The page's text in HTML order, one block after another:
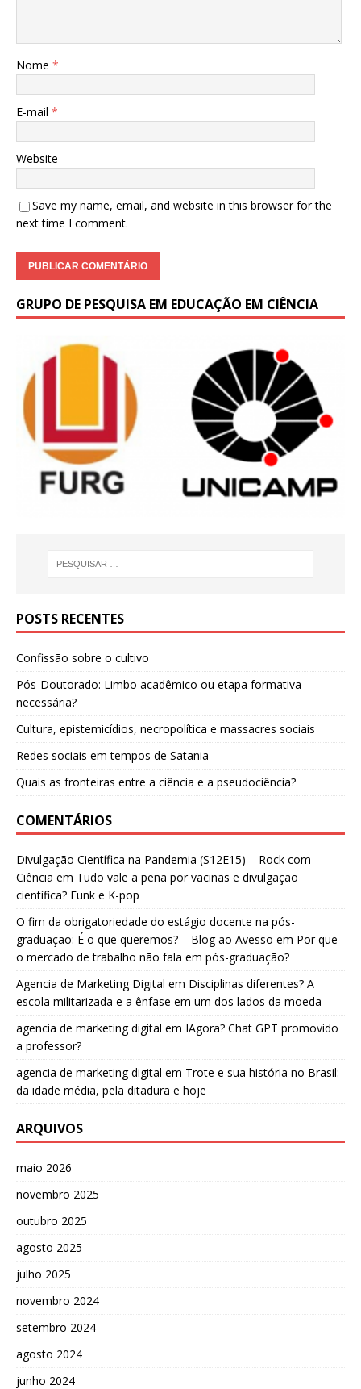
Nome *
E-mail *
Website
Save my name, email, and website in this browser for the
next time I comment.
GRUPO DE PESQUISA EM EDUCAÇÃO EM CIÊNCIA
POSTS RECENTES
Confissão sobre o cultivo
Pós-Doutorado: Limbo acadêmico ou etapa formativa
necessária?
Cultura, epistemicídios, necropolítica e massacres sociais
Redes sociais em tempos de Satania
Quais as fronteiras entre a ciência e a pseudociência?
COMENTÁRIOS
Divulgação Científica na Pandemia (S12E15) – Rock com
Ciência em Tudo vale a pena por vacinas e divulgação
científica? Funk e K-pop
O fim da obrigatoriedade do estágio docente na pós-
graduação: É o que queremos? – Blog ao Avesso em Por que
o mercado de trabalho não fala em pós-graduação?
Agencia de Marketing Digital em Disciplinas diferentes? A
escola militarizada e a ênfase em um dos lados da moeda
agencia de marketing digital em IAgora? Chat GPT promovido
a professor?
agencia de marketing digital em Trote e sua história no Brasil:
da idade média, pela ditadura e hoje
ARQUIVOS
maio 2026
novembro 2025
outubro 2025
agosto 2025
julho 2025
novembro 2024
setembro 2024
agosto 2024
junho 2024